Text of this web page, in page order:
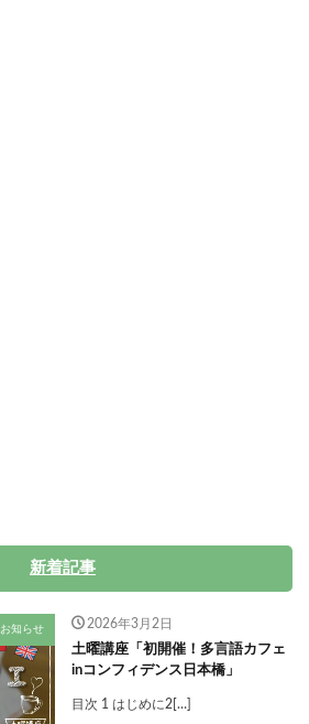
新着記事
お知らせ 2026年3月2日
土曜講座「初開催！多言語カフェ
inコンフィデンス日本橋」
目次 1 はじめに2[…]